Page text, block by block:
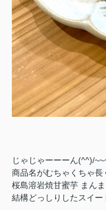
じゃじゃーーーん(^^)/
商品名がむちゃくちゃ長
桜島溶岩焼甘蜜芋 まん
結構どっしりしたスイー